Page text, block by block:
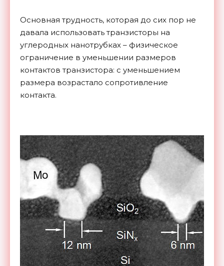
Основная трудность, которая до сих пор не
давала использовать транзисторы на
углеродных нанотрубках – физическое
ограничение в уменьшении размеров
контактов транзистора: с уменьшением
размера возрастало сопротивление
контакта.